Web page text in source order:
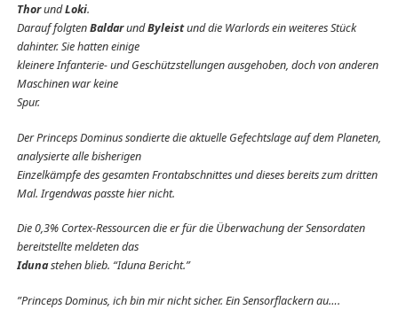
ThorundLoki.
Darauf folgtenBaldarundByleistund die Warlords ein weiteres Stück
dahinter. Sie hatten einige
kleinere Infanterie- und Geschützstellungen ausgehoben, doch von anderen
Maschinen war keine
Spur.
Der Princeps Dominus sondierte die aktuelle Gefechtslage auf dem Planeten,
analysierte alle bisherigen
Einzelkämpfe des gesamten Frontabschnittes und dieses bereits zum dritten
Mal. Irgendwas passte hier nicht.
Die 0,3% Cortex-Ressourcen die er für die Überwachung der Sensordaten
bereitstellte meldeten das
Idunastehen blieb. “Iduna Bericht.”
”Princeps Dominus, ich bin mir nicht sicher. Ein Sensorflackern au….